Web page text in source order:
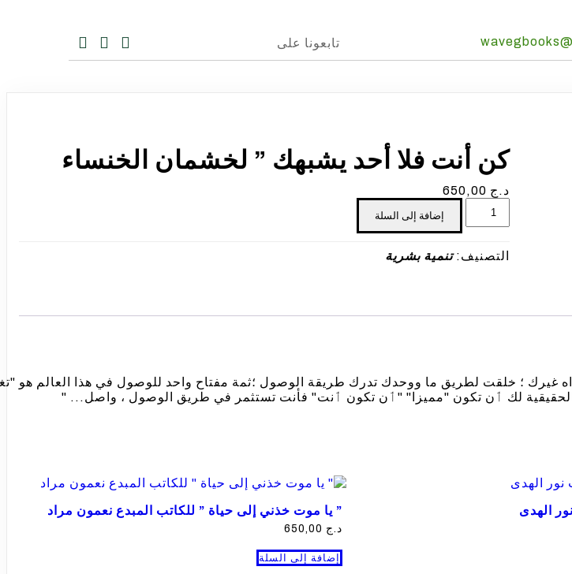
تابعونا على
كن أنت فلا أحد يشبهك ” لخشمان الخنساء
د.ج
كن
فلا
أحد
إضافة إلى السلة
التصنيف:تنمية بشرية
غيرك ؛ خلقت لطريق ما ووحدك تدرك طريقة الوصول ؛ثمة مفتاح واحد للوصول في هذا العالم هو
لك ٲن تكون "مميزا" "ٲن تكون ٲنت" فأنت تستثمر في طريق الوصول ، واصل... "
الهدى ” يا موت خذني إلى حياة ” للكاتب المبدع نعمون مراد
د.ج
إضافة إلى السلة